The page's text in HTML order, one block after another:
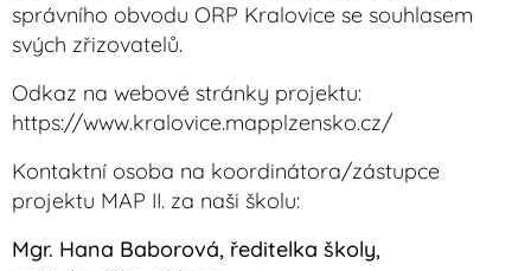
správního obvodu ORP Kralovice se souhlasem
svých zřizovatelů.
Odkaz na webové stránky projektu:
https://www.kralovice.mapplzensko.cz/
Kontaktní osoba na koordinátora/zástupce
projektu MAP II. za naši školu:
Mgr. Hana Baborová, ředitelka školy,